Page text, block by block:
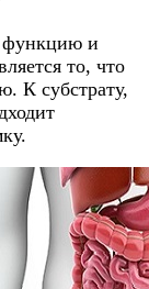
функцию и
то, что
К субстрату,